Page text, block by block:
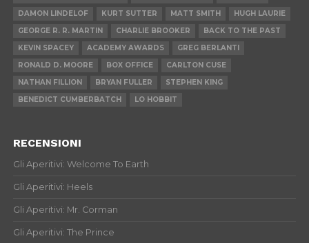
DAMON LINDELOF
KURT SUTTER MATT SMITH
HUGH LAURIE
GEORGE R. R. MARTIN
CHARLIE BROOKER
BACK TO THE PAST
KEVIN SPACEY
ACADEMY AWARDS
GREG BERLANTI
RONALD D. MOORE
BOX OFFICE
CARLTON CUSE
NATHAN FILLION
BRYAN FULLER
STEPHEN KING
BENEDICT CUMBERBATCH
LO HOBBIT
RECENSIONI
Gli Aperitivi: Welcome To Earth
Gli Aperitivi: Heels
Gli Aperitivi: Mr. Corman
Gli Aperitivi: The Prince